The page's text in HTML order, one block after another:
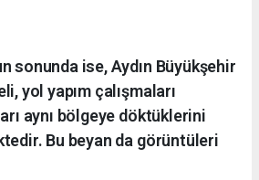
sonunda ise, Aydın Büyükşehir
yol yapım çalışmaları
aynı bölgeye döktüklerini
Bu beyan da görüntüleri